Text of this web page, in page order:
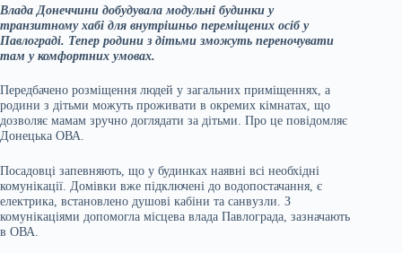
Влада Донеччини добудувала модульні будинки у
транзитному хабі для внутрішньо переміщених осіб у
Павлограді. Тепер родини з дітьми зможуть переночувати
там у комфортних умовах.
Передбачено розміщення людей у загальних приміщеннях, а
родини з дітьми можуть проживати в окремих кімнатах, що
дозволяє мамам зручно доглядати за дітьми. Про це повідомляє
Донецька ОВА.
Посадовці запевняють, що у будинках наявні всі необхідні
комунікації. Домівки вже підключені до водопостачання, є
електрика, встановлено душові кабіни та санвузли. З
комунікаціями допомогла місцева влада Павлограда, зазначають
в ОВА.